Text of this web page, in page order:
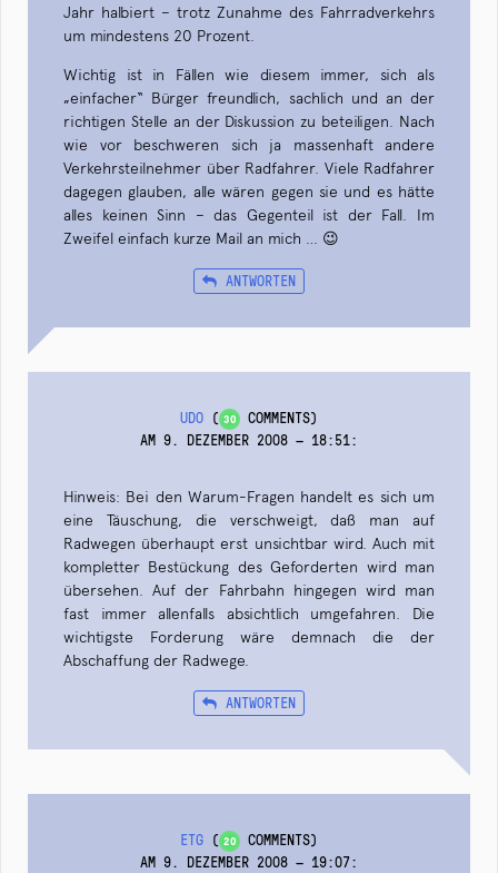
Jahr halbiert – trotz Zunahme des Fahrradverkehrs
um mindestens 20 Prozent.
Wichtig ist in Fällen wie diesem immer, sich als
„einfacher“ Bürger freundlich, sachlich und an der
richtigen Stelle an der Diskussion zu beteiligen. Nach
wie vor beschweren sich ja massenhaft andere
Verkehrsteilnehmer über Radfahrer. Viele Radfahrer
dagegen glauben, alle wären gegen sie und es hätte
alles keinen Sinn – das Gegenteil ist der Fall. Im
Zweifel einfach kurze Mail an mich … 😉
ANTWORTEN
UDO ( 30
COMMENTS)
AM 9. DEZEMBER 2008 — 18:51:
Hinweis: Bei den Warum-Fragen handelt es sich um
eine Täuschung, die verschweigt, daß man auf
Radwegen überhaupt erst unsichtbar wird. Auch mit
kompletter Bestückung des Geforderten wird man
übersehen. Auf der Fahrbahn hingegen wird man
fast immer allenfalls absichtlich umgefahren. Die
wichtigste Forderung wäre demnach die der
Abschaffung der Radwege.
ANTWORTEN
ETG ( 20
COMMENTS)
AM 9. DEZEMBER 2008 — 19:07: